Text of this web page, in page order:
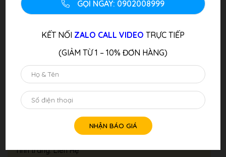
Đàn Piano Điện ROLAND F-140 WH
Tình trang: Liên Hệ
GỌI NGAY: 0902008999
KẾT NỐI ZALO CALL VIDEO TRỰC TIẾP
(GIẢM TỪ 1 – 10% ĐƠN HÀNG)